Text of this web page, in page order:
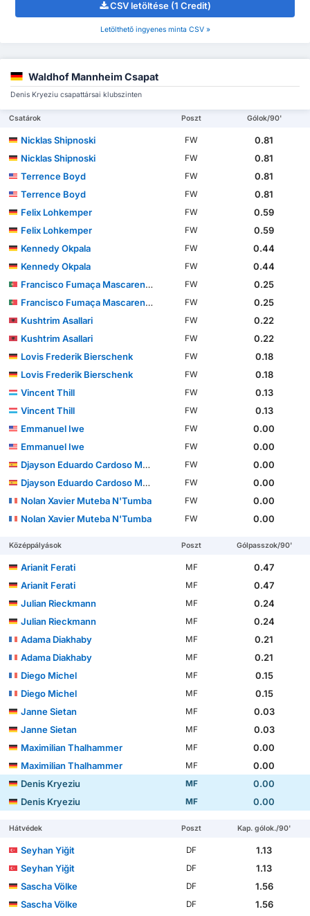
CSV letöltése (1 Credit)
Letölthető ingyenes minta CSV »
Waldhof Mannheim Csapat
Denis Kryeziu csapattársai klubszinten
Csatárok Poszt Gólok/90'
Nicklas Shipnoski FW
0.81
Nicklas Shipnoski
FW
0.81
Terrence Boyd
FW
0.81
Terrence Boyd
FW
0.81
Felix Lohkemper
FW
0.59
Felix Lohkemper
FW
0.59
Kennedy Okpala
FW
0.44
Kennedy Okpala
FW
0.44
Francisco Fumaça Mascarenhas Costa Pessoa
FW
0.25
Francisco Fumaça Mascarenhas Costa Pessoa
FW
0.25
Kushtrim Asallari
FW
0.22
Kushtrim Asallari
FW
0.22
Lovis Frederik Bierschenk
FW
0.18
Lovis Frederik Bierschenk
FW
0.18
Vincent Thill
FW
0.13
Vincent Thill
FW
0.13
Emmanuel Iwe
FW
0.00
Emmanuel Iwe
FW
0.00
Djayson Eduardo Cardoso Mendes
FW
0.00
Djayson Eduardo Cardoso Mendes
FW
0.00
Nolan Xavier Muteba N'Tumba
FW
0.00
Nolan Xavier Muteba N'Tumba
FW 0.00
Középpályások Poszt Gólpasszok/90'
Arianit Ferati MF
0.47
Arianit Ferati
MF
0.47
Julian Rieckmann
MF
0.24
Julian Rieckmann
MF
0.24
Adama Diakhaby
MF
0.21
Adama Diakhaby
MF
0.21
Diego Michel
MF
0.15
Diego Michel
MF
0.15
Janne Sietan
MF
0.03
Janne Sietan
MF
0.03
Maximilian Thalhammer
MF
0.00
Maximilian Thalhammer
MF
0.00
Denis Kryeziu
MF
0.00
Denis Kryeziu
MF 0.00
Hátvédek Poszt Kap. gólok./90'
Seyhan Yiğit DF
1.13
Seyhan Yiğit
DF
1.13
Sascha Völke
DF
1.56
Sascha Völke
DF
1.56